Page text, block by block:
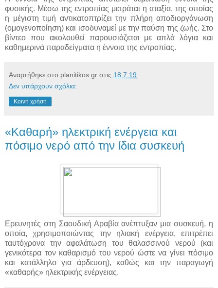
φυσικής. Μέσω της εντροπίας μετράται η αταξία, της οποίας
η μέγιστη τιμή αντικατοπτρίζει την πλήρη αποδιοργάνωση
(ομογενοποίηση) και ισοδυναμεί με την παύση της ζωής. Στο
βίντεο που ακολουθεί παρουσιάζεται με απλά λόγια και
καθημερινά παραδείγματα η έννοια της εντροπίας.
Αναρτήθηκε στο planitikos.gr στις 18.7.19
Δεν υπάρχουν σχόλια:
Κοινή χρήση
«Καθαρή» ηλεκτρική ενέργεια και
πόσιμο νερό από την ίδια συσκευή
Ερευνητές στη Σαουδική Αραβία ανέπτυξαν μια συσκευή, η
οποία, χρησιμοποιώντας την ηλιακή ενέργεια, επιτρέπει
ταυτόχρονα την αφαλάτωση του θαλασσινού νερού (και
γενικότερα τον καθαρισμό του νερού ώστε να γίνει πόσιμο
και κατάλληλο για άρδευση), καθώς και την παραγωγή
«καθαρής» ηλεκτρικής ενέργειας.